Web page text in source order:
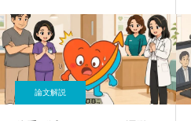
論文解説